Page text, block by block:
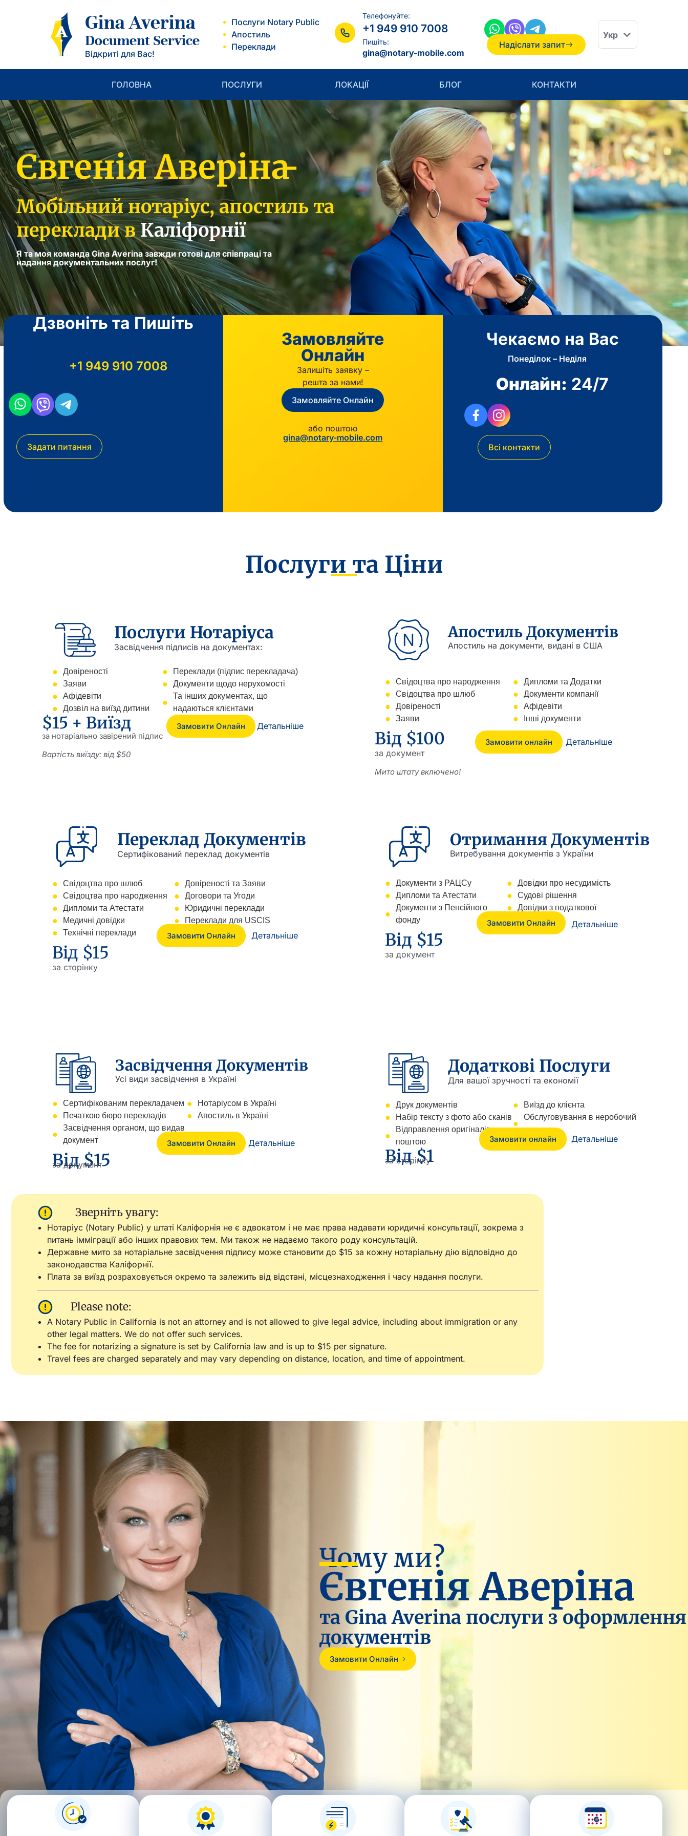
Gina Averina
Document Service
Відкриті для Вас!
Послуги Notary Public
Aпостиль
Переклади
gina@notary-mobile.com
Пишіть:
+1 949 910 7008
Телефонуйте:
Надіслати запит
Укр
Рус
ГОЛОВНА ПОСЛУГИ ЛОКАЦІЇ БЛОГ КОНТАКТИ
Євгенія Аверіна-
Мобільний нотаріус, апостиль та
переклади вКаліфорнії
Я та моя команда Gina Averina завжди готові для співпраці та
надання документальних послуг!
Дзвоніть та Пишіть
+1 949 910 7008
Задати питання
Замовляйте
Онлайн
Залишіть заявку –
решта за нами!
Замовляйте Онлайн
або поштою
gina@notary-mobile.com
Чекаємо на Вас
Понеділок – Неділя
Онлайн: 24/7
Всі контакти
Послуги та Ціни
Послуги Нотаріуса
Засвідчення підписів на документах:
Довіреності
Заяви
Афідевіти
Дозвіл на виїзд дитини
Переклади (підпис перекладача)
Документи щодо нерухомості
Та інших документах, що
надаються клієнтами
$15 + Виїзд
за нотаріально завірений підпис
Вартість виїзду: від $50
Замовити Онлайн Детальніше
Апостиль Документів
Апостиль на документи, видані в США
Свідоцтва про народження
Свідоцтва про шлюб
Довіреності
Заяви
Дипломи та Додатки
Документи компанії
Афідевіти
Інші документи
Від $100
за документ
Мито штату включено!
Замовити онлайн Детальніше
Переклад Документів
Сертифікований переклад документів
Свідоцтва про шлюб
Свідоцтва про народження
Дипломи та Атестати
Медичні довідки
Технічні переклади
Довіреності та Заяви
Договори та Угоди
Юридичні переклади
Переклади для USCIS
Від $15
за сторінку
Замовити Онлайн Детальніше
Отримання Документів
Витребування документів з України
Документи з РАЦСу
Дипломи та Атестати
Документи з Пенсійного
фонду
Довідки про несудимість
Судові рішення
Довідки з податкової
Від $15
за документ
Замовити Онлайн Детальніше
Засвідчення Документів
Усі види засвідчення в Україні
Сертифікованим перекладачем
Печаткою бюро перекладів
Засвідчення органом, що видав
документ
Нотаріусом в Україні
Апостиль в Україні
Від $15
за документ
Замовити Онлайн Детальніше
Додаткові Послуги
Для вашої зручності та економії
Друк документів
Набір тексту з фото або сканів
Відправлення оригіналів
поштою
Виїзд до клієнта
Обслуговування в неробочий
час
Від $1
за сторінку
Замовити онлайн Детальніше
Зверніть увагу:
Нотаріус (Notary Public) у штаті Каліфорнія не є адвокатом і не має права надавати юридичні консультації, зокрема з
питань імміграції або інших правових тем. Ми також не надаємо такого роду консультацій.
Державне мито за нотаріальне засвідчення підпису може становити до $15 за кожну нотаріальну дію відповідно до
законодавства Каліфорнії.
Плата за виїзд розраховується окремо та залежить від відстані, місцезнаходження і часу надання послуги.
Please note:
A Notary Public in California is not an attorney and is not allowed to give legal advice, including about immigration or any
other legal matters. We do not offer such services.
The fee for notarizing a signature is set by California law and is up to $15 per signature.
Travel fees are charged separately and may vary depending on distance, location, and time of appointment.
Чому ми?
Євгенія Аверіна
та Gina Averina послуги з оформлення
документів
Замовити Онлайн